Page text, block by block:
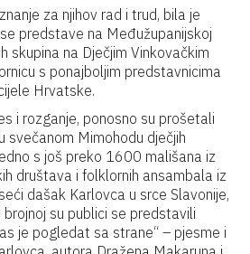
za njihov rad i trud, bila je
predstave na Međužupanijskoj
skupina na Dječjim Vinkovačkim
s ponajboljim predstavnicima
Hrvatske.
i rozganje, ponosno su prošetali
svečanom Mimohodu dječjih
s još preko 1600 mališana iz
društava i folklornih ansambala iz
dašak Karlovca u srce Slavonije,
su publici se predstavili
je pogledat sa strane“ – pjesme i